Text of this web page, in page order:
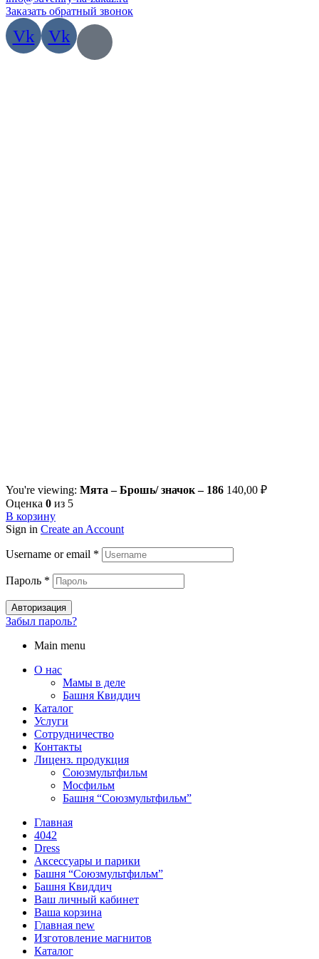
Заказать обратный звонок
Vk Vk
You're viewing: Мята – Брошь/ значок – 186 140,00 ₽
Оценка 0 из 5
В корзину
Sign in Create an Account
Username or email *
Пароль *
Авторизация
Забыл пароль?
Main menu
О нас
Мамы в деле
Башня Квиддич
Каталог
Услуги
Сотрудничество
Контакты
Лиценз. продукция
Союзмультфильм
Мосфильм
Башня “Союзмультфильм”
Главная
4042
Dress
Аксессуары и парики
Башня “Союзмультфильм”
Башня Квиддич
Ваш личный кабинет
Ваша корзина
Главная new
Изготовление магнитов
Каталог